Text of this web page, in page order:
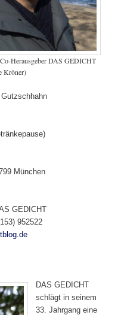
Herausgeber DAS GEDICHT
Kröner)
München
GEDICHT
952522
DAS GEDICHT
schlägt in seinem
33. Jahrgang eine